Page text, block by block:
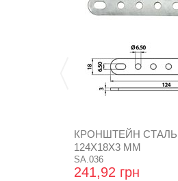
КРОНШТЕЙН
124Х18Х3 ММ
SA.036
241,92 грн